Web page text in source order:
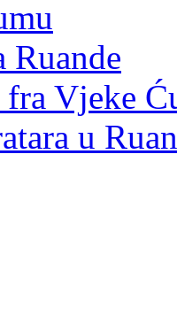
Ruande
Vjeke
u